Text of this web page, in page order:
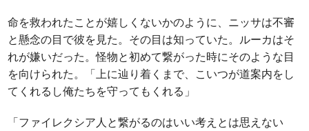
命を救われたことが嬉しくないかのように、ニッサは不審
と懸念の目で彼を見た。その目は知っていた。ルーカはそ
れが嫌いだった。怪物と初めて繋がった時にそのような目
を向けられた。「上に辿り着くまで、こいつが道案内をし
てくれるし俺たちを守ってもくれる」
「ファイレクシア人と繋がるのはいい考えとは思えない